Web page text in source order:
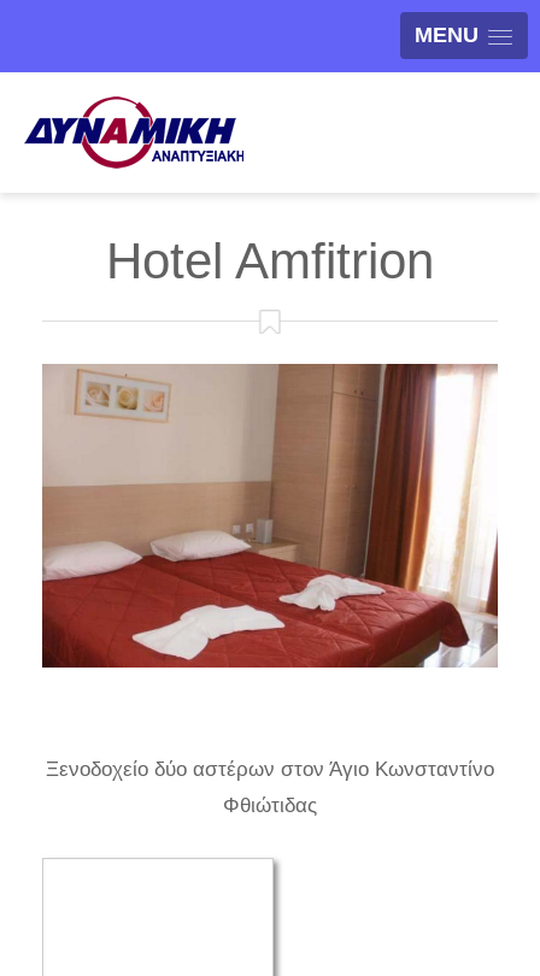
MENU
Hotel Amfitrion
Ξενοδοχείο δύο αστέρων στον Άγιο Κωνσταντίνο
Φθιώτιδας